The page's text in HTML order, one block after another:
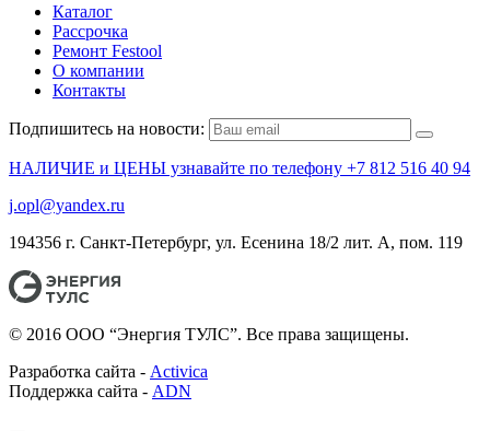
Каталог
Рассрочка
Ремонт Festool
О компании
Контакты
Подпишитесь на новости:
НАЛИЧИЕ и ЦЕНЫ узнавайте по телефону +7 812 516 40 94
j.opl@yandex.ru
194356 г. Санкт-Петербург, ул. Есенина 18/2 лит. А, пом. 119
© 2016 ООО “Энергия ТУЛС”. Все права защищены.
Разработка сайта - Activica
Поддержка сайта - ADN